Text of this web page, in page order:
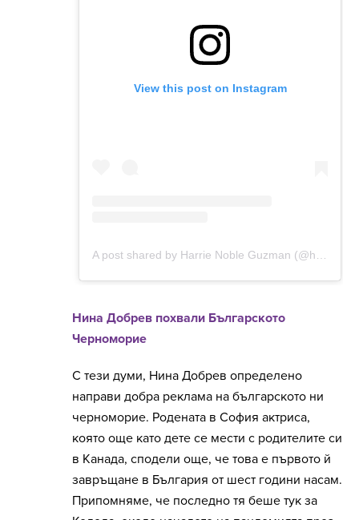
Нина Добрев похвали Българското
Черноморие
С тези думи, Нина Добрев определено
направи добра реклама на българското ни
черноморие. Родената в София актриса,
която още като дете се мести с родителите си
в Канада, сподели още, че това е първото й
завръщане в България от шест години насам.
Припомняме, че последно тя беше тук за